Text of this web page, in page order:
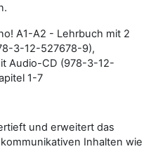
A1-A2 - Lehrbuch mit 2
3-12-527678-9),
Audio-CD (978-3-12-
1-7
und erweitert das
Inhalten wie